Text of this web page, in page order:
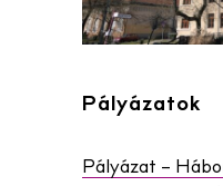
Pályázatok
Pályázat –